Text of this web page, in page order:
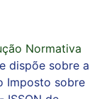
Normativa
dispõe sobre a
Imposto sobre